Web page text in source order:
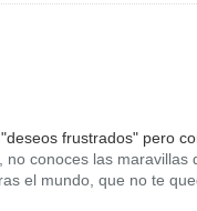
frustrados" pero
conoces las
el mundo, que no te